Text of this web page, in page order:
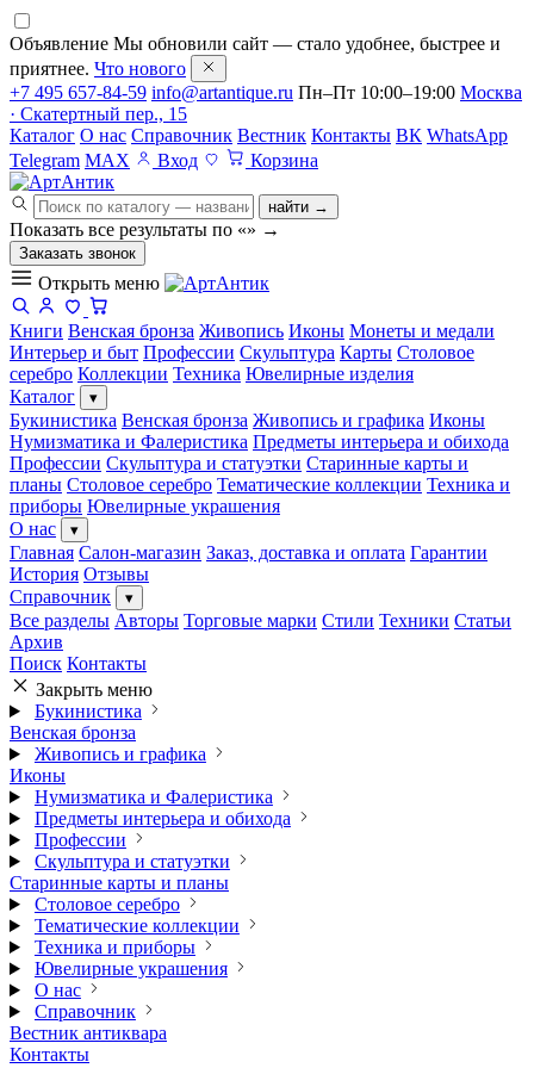
Объявление Мы обновили сайт — стало удобнее, быстрее и
приятнее. Что нового
+7 495 657-84-59 info@artantique.ru Пн–Пт 10:00–19:00 Москва
· Скатертный пер., 15
Каталог О нас Справочник Вестник Контакты ВК WhatsApp
Telegram MAX Вход Корзина
найти →
Показать все результаты по «» →
Заказать звонок
Открыть меню
Книги Венская бронза Живопись Иконы Монеты и медали
Интерьер и быт Профессии Скульптура Карты Столовое
серебро Коллекции Техника Ювелирные изделия
Каталог
▾
Букинистика Венская бронза Живопись и графика Иконы
Нумизматика и Фалеристика Предметы интерьера и обихода
Профессии Скульптура и статуэтки Старинные карты и
планы Столовое серебро Тематические коллекции Техника и
приборы Ювелирные украшения
О нас
▾
Главная Салон-магазин Заказ, доставка и оплата Гарантии
История Отзывы
Справочник
▾
Все разделы Авторы Торговые марки Стили Техники Статьи
Архив
Поиск Контакты
Закрыть меню
Букинистика
Венская бронза
Живопись и графика
Иконы
Нумизматика и Фалеристика
Предметы интерьера и обихода
Профессии
Скульптура и статуэтки
Старинные карты и планы
Столовое серебро
Тематические коллекции
Техника и приборы
Ювелирные украшения
О нас
Справочник
Вестник антиквара
Контакты